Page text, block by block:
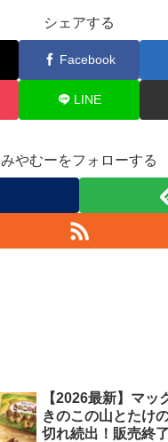
シェアする
Facebook
LINE
みやむーをフォローする
【2026最新】マッ
きのこの山とたけ
切れ続出！販売終